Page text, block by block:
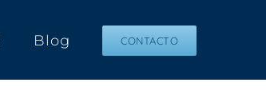
Blog CONTACTO